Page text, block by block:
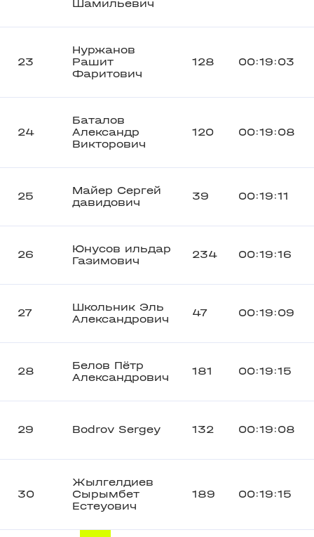
Шамильевич
23
Нуржанов
Рашит
Фаритович
128 00:19:03
24
Баталов
Александр
Викторович
120 00:19:08
25
Майер Сергей
давидович
39 00:19:11
26
Юнусов ильдар
Газимович
234 00:19:16
27
Школьник Эль
Александрович
47 00:19:09
28
Белов Пётр
Александрович
181 00:19:15
29 Bodrov Sergey 132 00:19:08
30
Жылгелдиев
Сырымбет
Естеуович
189 00:19:15